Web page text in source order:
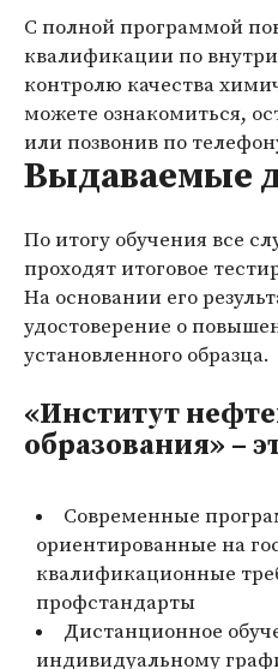
С полной программой
квалификации по
контролю качества
можете ознакомиться,
или позвонив по
Выдаваемые
По итогу обучения все
проходят итоговое
На основании его
удостоверение о
установленного образца.
«Институт
образования» –
Современные
ориентированные на
квалификационные
профстандарты
Дистанционное
индивидуальному